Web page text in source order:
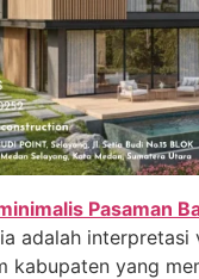
Pasaman
adalah
kabupaten yang